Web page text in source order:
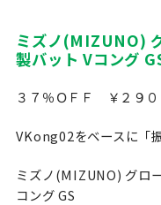
ミズノ(MIZUNO)
製バット Vコング
３７％ＯＦＦ ￥２９
VKong02をベースに「
ミズノ(MIZUNO) グロ
コング GS